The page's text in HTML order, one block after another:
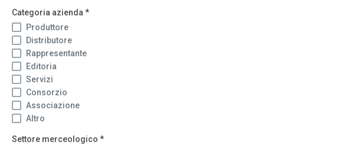
Categoria azienda*
Produttore
Distributore
Rappresentante
Editoria
Servizi
Consorzio
Associazione
Altro
Settore merceologico *